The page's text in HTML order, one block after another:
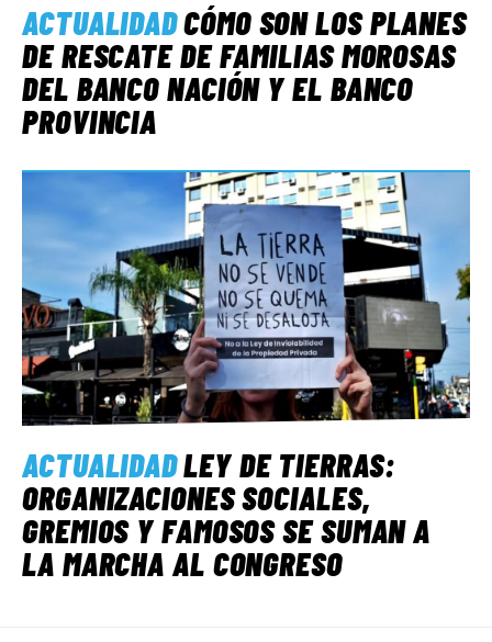
ACTUALIDADCÓMO SON LOS PLANES
DE RESCATE DE FAMILIAS MOROSAS
DEL BANCO NACIÓN Y EL BANCO
PROVINCIA
ACTUALIDADLEY DE TIERRAS:
ORGANIZACIONES SOCIALES,
GREMIOS Y FAMOSOS SE SUMAN A
LA MARCHA AL CONGRESO